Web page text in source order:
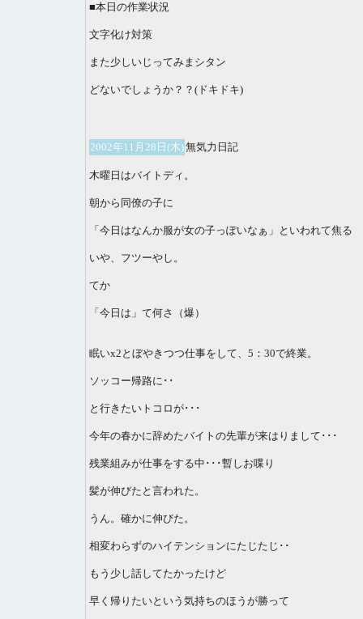
■本日の作業状況
文字化け対策
また少しいじってみまシタン
どないでしょうか？？(ドキドキ)
2002年11月28日(木)無気力日記
木曜日はバイトディ。
朝から同僚の子に
「今日はなんか服が女の子っぽいなぁ」といわれて焦る
いや、フツーやし。
てか
「今日は」て何さ（爆）
眠いx2とぼやきつつ仕事をして、5：30で終業。
ソッコー帰路に･･
と行きたいトコロが･･･
今年の春かに辞めたバイトの先輩が来はりまして･･･
残業組みが仕事をする中･･･暫しお喋り
髪が伸びたと言われた。
うん。確かに伸びた。
相変わらずのハイテンションにたじたじ･･
もう少し話してたかったけど
早く帰りたいという気持ちのほうが勝って